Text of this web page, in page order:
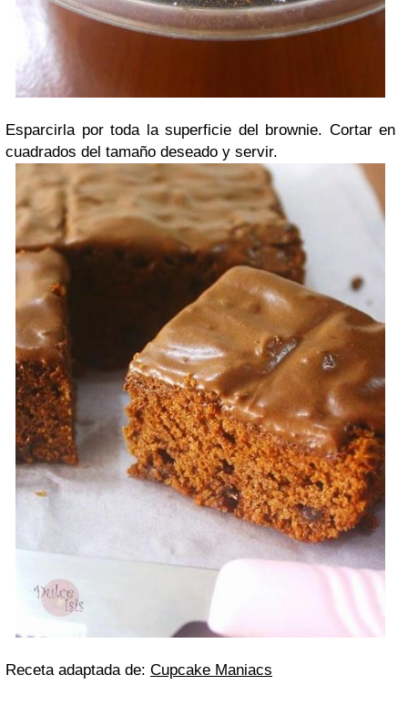
Esparcirla por toda la superficie del brownie. Cortar en
cuadrados del tamaño deseado y servir.
Receta adaptada de: Cupcake Maniacs